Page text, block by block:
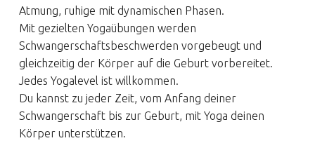
Atmung, ruhige mit dynamischen Phasen.
Mit gezielten Yogaübungen werden
Schwangerschaftsbeschwerden vorgebeugt und
gleichzeitig der Körper auf die Geburt vorbereitet.
Jedes Yogalevel ist willkommen.
Du kannst zu jeder Zeit, vom Anfang deiner
Schwangerschaft bis zur Geburt, mit Yoga deinen
Körper unterstützen.